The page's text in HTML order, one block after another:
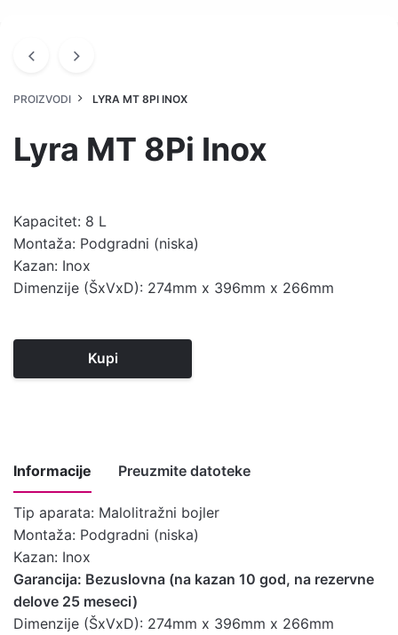
PROIZVODI LYRA MT 8PI INOX
Lyra MT 8Pi Inox
Kapacitet: 8 L
Montaža: Podgradni (niska)
Kazan: Inox
Dimenzije (ŠxVxD): 274mm x 396mm x 266mm
Kupi
Informacije Preuzmite datoteke
Tip aparata: Malolitražni bojler
Montaža: Podgradni (niska)
Kazan: Inox
Garancija: Bezuslovna (na kazan 10 god, na rezervne
delove 25 meseci)
Dimenzije (ŠxVxD): 274mm x 396mm x 266mm
Uputstvo za
instalaciju,
upotrebu i
održavanje
malolitražnih
Preuzmite ovde